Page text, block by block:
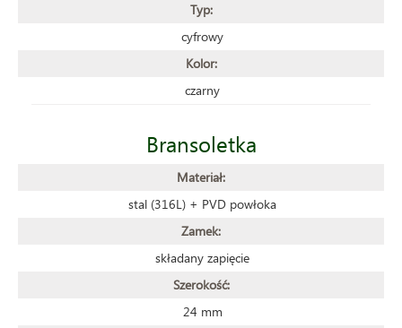
Typ:
cyfrowy
Kolor:
czarny
Bransoletka
Materiał:
stal (316L) + PVD powłoka
Zamek:
składany zapięcie
Szerokość:
24 mm